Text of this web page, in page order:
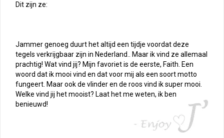
Dit zijn ze:
Jammer genoeg duurt het altijd een tijdje voordat deze
tegels verkrijgbaar zijn in Nederland.. Maar ik vind ze allemaal
prachtig! Wat vind jij? Mijn favoriet is de eerste, Faith. Een
woord dat ik mooi vind en dat voor mij als een soort motto
fungeert. Maar ook de vlinder en de roos vind ik super mooi.
Welke vind jij het mooist? Laat het me weten, ik ben
benieuwd!